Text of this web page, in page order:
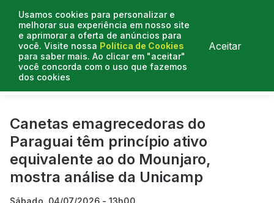
Usamos cookies para personalizar e
melhorar sua experiência em nosso site
e aprimorar a oferta de anúncios para
você. Visite nossa Política de Cookies
para saber mais. Ao clicar em "aceitar"
você concorda com o uso que fazemos
dos cookies
Aceitar
Curtas do Poder
Canetas emagrecedoras do
Paraguai têm princípio ativo
equivalente ao do Mounjaro,
mostra análise da Unicamp
Sábado, 04/07/2026 - 13h00